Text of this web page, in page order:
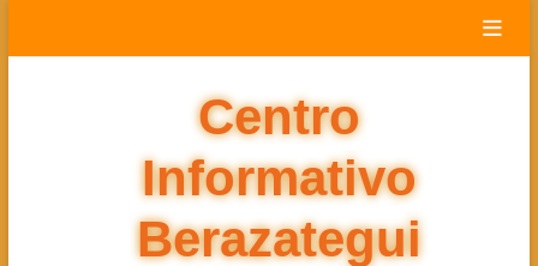
Centro
Informativo
Berazategui